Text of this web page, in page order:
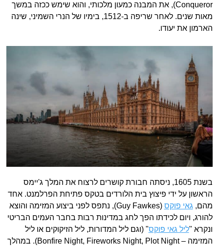
Conqueror), את המבנה כמעון מלכותי, והוא שימש ככזה במשך
מאות שנים. לאחר שריפה ב-1512, בימיו של הנרי השמיני, שינה
הארמון את יעודו.
בשנת 1605, ניסתה חבורת קושרים לרצוח את המלך ג'יימס
הראשון על ידי פיצוץ בית הלורדים בטקס פתיחת הפרלמנט. אחד
מהם, גאי פוקס
(Guy Fawkes), נתפס לפני ביצוע המזימה והוצא
להורג, ויום לכידתו הפך לחג במדינות רבות בחבר העמים הבריטי
ונקרא "ליל גאי פוקס" (וגם ליל המדורות, ליל הזיקוקים או ליל
המזימה – Bonfire Night, Fireworks Night, Plot Night). במהלך